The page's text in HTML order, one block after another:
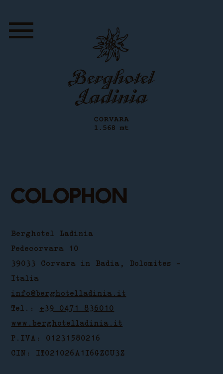
Colophon
Berghotel Ladinia
Pedecorvara 10
39033 Corvara in Badia, Dolomites –
Italia
info@berghotelladinia.it
Tel.: +39 0471 836010
www.berghotelladinia.it
P.IVA: 01231580216
CIN: IT021026A1I6GZCU3Z